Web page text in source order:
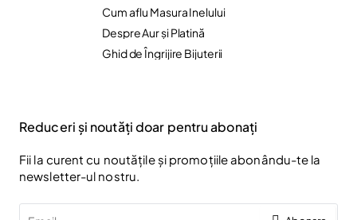
Cum aflu Masura Inelului
Despre Aur și Platină
Ghid de Îngrijire Bijuterii
Reduceri și noutăți doar pentru abonați
Fii la curent cu noutățile și promoțiile abonându-te la
newsletter-ul nostru.